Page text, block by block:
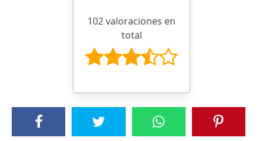
102 valoraciones en
total